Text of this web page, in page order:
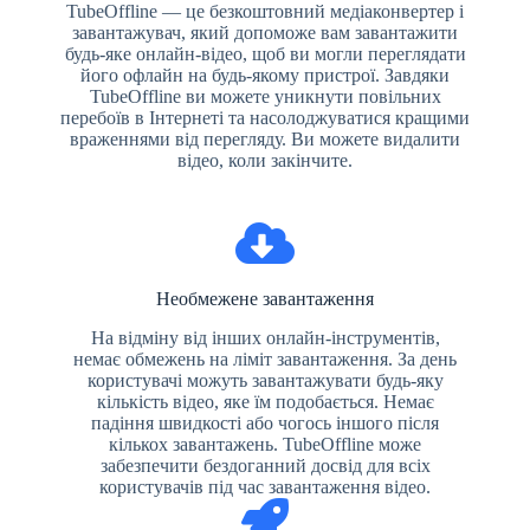
TubeOffline — це безкоштовний медіаконвертер і
завантажувач, який допоможе вам завантажити
будь-яке онлайн-відео, щоб ви могли переглядати
його офлайн на будь-якому пристрої. Завдяки
TubeOffline ви можете уникнути повільних
перебоїв в Інтернеті та насолоджуватися кращими
враженнями від перегляду. Ви можете видалити
відео, коли закінчите.
Необмежене завантаження
На відміну від інших онлайн-інструментів,
немає обмежень на ліміт завантаження. За день
користувачі можуть завантажувати будь-яку
кількість відео, яке їм подобається. Немає
падіння швидкості або чогось іншого після
кількох завантажень. TubeOffline може
забезпечити бездоганний досвід для всіх
користувачів під час завантаження відео.